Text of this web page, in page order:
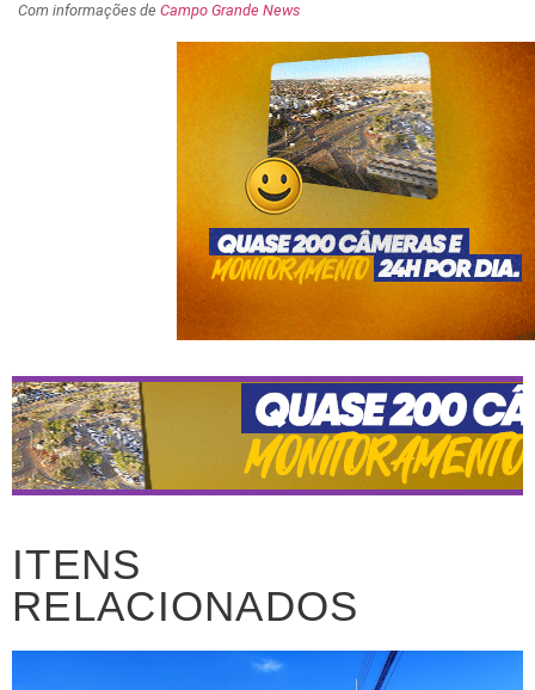
Com informações de Campo Grande News
ITENS
RELACIONADOS